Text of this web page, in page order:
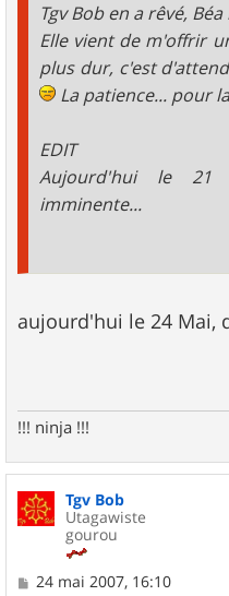
Tgv Bob en a rêvé,
Elle vient de m'offrir
plus dur, c'est
La patience... pour
EDIT
Aujourd'hui le 21
imminente...
aujourd'hui le 24 Mai,
!!! ninja !!!
Tgv Bob
Utagawiste
gourou
M
24 mai 2007, 16:10